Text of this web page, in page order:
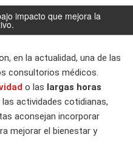
impacto que mejora la
en la actualidad, una de las
consultorios médicos.
o las largas horas
actividades cotidianas,
aconsejan incorporar
mejorar el bienestar y